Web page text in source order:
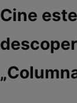
Cine